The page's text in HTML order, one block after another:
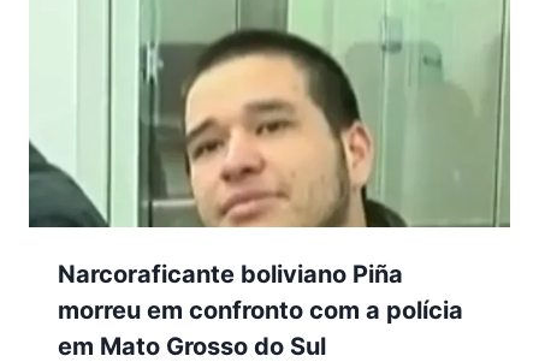
Narcoraficante boliviano Piña
morreu em confronto com a polícia
em Mato Grosso do Sul